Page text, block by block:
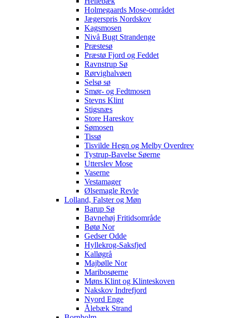
Holmegaards Mose-området
Jægerspris Nordskov
Kagsmosen
Nivå Bugt Strandenge
Præstesø
Præstø Fjord og Feddet
Ravnstrup Sø
Rørvighalvøen
Selsø sø
Smør- og Fedtmosen
Stevns Klint
Stigsnæs
Store Hareskov
Sømosen
Tissø
Tisvilde Hegn og Melby Overdrev
Tystrup-Bavelse Søerne
Utterslev Mose
Vaserne
Vestamager
Ølsemagle Revle
Lolland, Falster og Møn
Barup Sø
Bavnehøj Fritidsområde
Bøtø Nor
Gedser Odde
Hyllekrog-Saksfjed
Kalløgrå
Majbølle Nor
Maribosøerne
Møns Klint og Klinteskoven
Nakskov Indrefjord
Nyord Enge
Ålebæk Strand